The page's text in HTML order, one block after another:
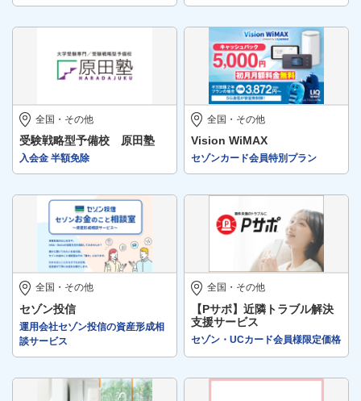
全国・その他
受験戦略型予備校 原田塾
入会金 半額免除
全国・その他
Vision WiMAX
セゾンカード会員特別プラン
全国・その他
セゾン投信
運用会社セゾン投信の資産形成相
談サービス
全国・その他
【Pサポ】近隣トラブル解決
支援サービス
セゾン・UCカード会員様限定価格